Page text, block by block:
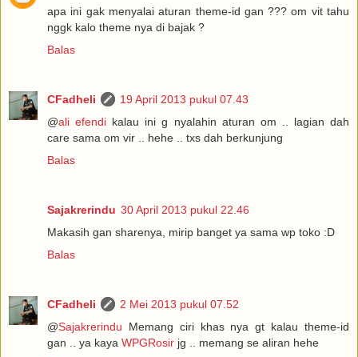
apa ini gak menyalai aturan theme-id gan ??? om vit tahu
nggk kalo theme nya di bajak ?
Balas
CFadheli
19 April 2013 pukul 07.43
@ali efendi kalau ini g nyalahin aturan om .. lagian dah
care sama om vir .. hehe .. txs dah berkunjung
Balas
Sajakrerindu 30 April 2013 pukul 22.46
Makasih gan sharenya, mirip banget ya sama wp toko :D
Balas
CFadheli
2 Mei 2013 pukul 07.52
@Sajakrerindu Memang ciri khas nya gt kalau theme-id
gan .. ya kaya WPGRosir jg .. memang se aliran hehe